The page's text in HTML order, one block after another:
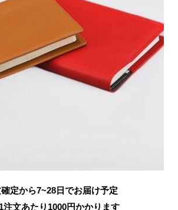
定から7~28日でお届け予定
注文あたり 1000円かかります